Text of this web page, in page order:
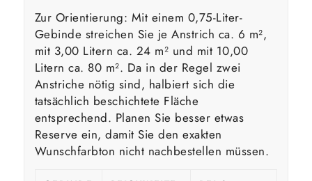
Zur Orientierung: Mit einem 0,75-Liter-
Gebinde streichen Sie je Anstrich ca. 6 m²,
mit 3,00 Litern ca. 24 m² und mit 10,00
Litern ca. 80 m². Da in der Regel zwei
Anstriche nötig sind, halbiert sich die
tatsächlich beschichtete Fläche
entsprechend. Planen Sie besser etwas
Reserve ein, damit Sie den exakten
Wunschfarbton nicht nachbestellen müssen.